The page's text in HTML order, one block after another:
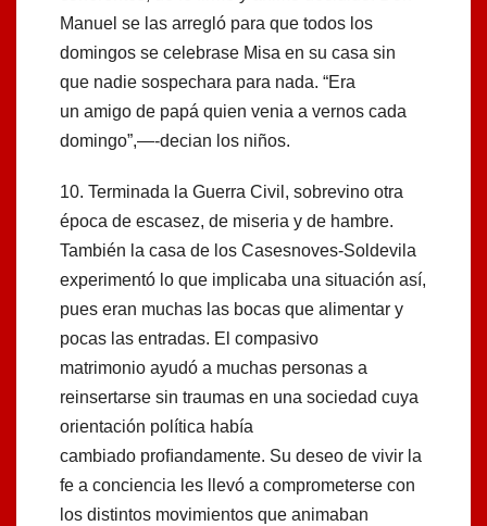
Manuel se las arregló para que todos los
domingos se celebrase Misa en su casa sin
que nadie sospechara para nada. “Era
un amigo de papá quien venia a vernos cada
domingo”,—-decian los niños.
10. Terminada la Guerra Civil, sobrevino otra
época de escasez, de miseria y de hambre.
También la casa de los Casesnoves-Soldevila
experimentó lo que implicaba una situación así,
pues eran muchas las bocas que alimentar y
pocas las entradas. El compasivo
matrimonio ayudó a muchas personas a
reinsertarse sin traumas en una sociedad cuya
orientación política había
cambiado proﬁandamente. Su deseo de vivir la
fe a conciencia les llevó a comprometerse con
los distintos movimientos que animaban